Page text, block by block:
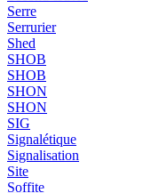
Serre
Serrurier
Shed
SHOB
SHOB
SHON
SHON
SIG
Signalétique
Signalisation
Site
Soffite